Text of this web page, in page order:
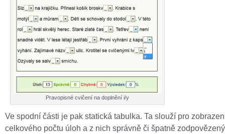
Pravopisné cvičení na doplnění i/y
Ve spodní části je pak statická tabulka. Ta slouží pro
celkového počtu úloh a z nich správně či špatně